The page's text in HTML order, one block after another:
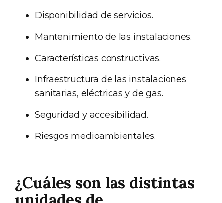
Disponibilidad de servicios.
Mantenimiento de las instalaciones.
Características constructivas.
Infraestructura de las instalaciones
sanitarias, eléctricas y de gas.
Seguridad y accesibilidad.
Riesgos medioambientales.
¿Cuáles son las distintas